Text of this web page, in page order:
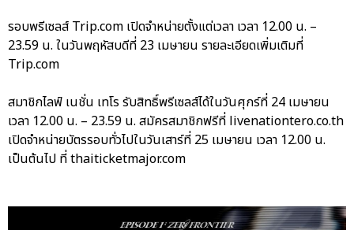
รอบพรีเซลส์ Trip.com เปิดจำหน่ายตั้งแต่เวลา เวลา 12.00 น. –
23.59 น. ในวันพฤหัสบดีที่ 23 เมษายน รายละเอียดเพิ่มเติมที่
Trip.com
สมาชิกไลฟ์ เนชั่น เทโร รับสิทธิ์พรีเซลส์ได้ในวันศุกร์ที่ 24 เมษายน
เวลา 12.00 น. – 23.59 น. สมัครสมาชิกฟรีที่ livenationtero.co.th
เปิดจำหน่ายบัตรรอบทั่วไปในวันเสาร์ที่ 25 เมษายน เวลา 12.00 น.
เป็นต้นไป ที่ thaiticketmajor.com